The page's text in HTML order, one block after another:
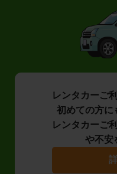
レンタカーご
初めての方に
レンタカーご
や不安